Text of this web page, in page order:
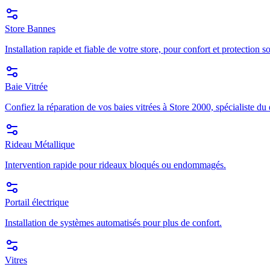
Store Bannes
Installation rapide et fiable de votre store, pour confort et protection
Baie Vitrée
Confiez la réparation de vos baies vitrées à Store 2000, spécialiste
Rideau Métallique
Intervention rapide pour rideaux bloqués ou endommagés.
Portail électrique
Installation de systèmes automatisés pour plus de confort.
Vitres